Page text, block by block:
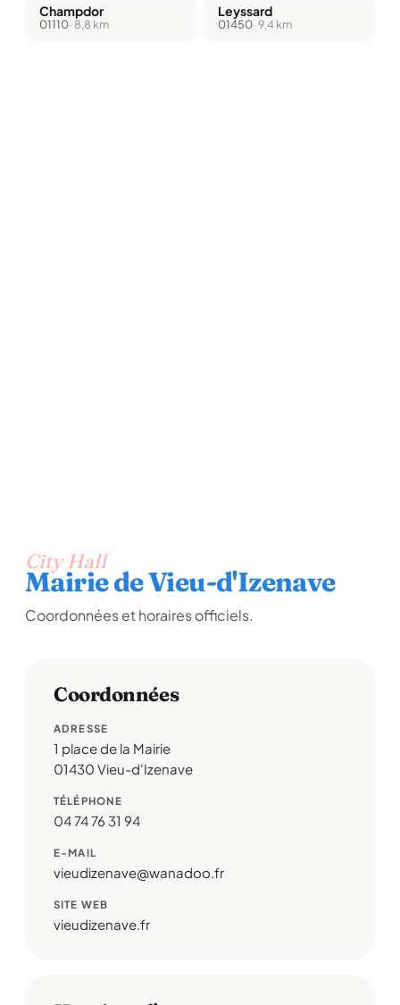
Champdor
01110· 8,8 km
Leyssard
01450· 9,4 km
City Hall
Mairie de Vieu-d'Izenave
Coordonnées et horaires officiels.
Coordonnées
ADRESSE
1 place de la Mairie
01430 Vieu-d'Izenave
TÉLÉPHONE
04 74 76 31 94
E-MAIL
vieudizenave@wanadoo.fr
SITE WEB
vieudizenave.fr